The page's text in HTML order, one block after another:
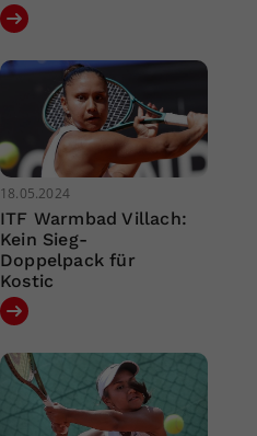
18.05.2024
ITF Warmbad Villach:
Kein Sieg-
Doppelpack für
Kostic